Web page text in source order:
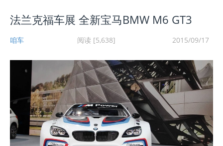
法兰克福车展 全新宝马BMW M6 GT3
咱车 阅读 [5,638] 2015/09/17